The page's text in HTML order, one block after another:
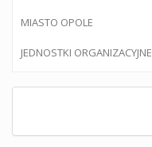
MIASTO OPOLE
JEDNOSTKI ORGANIZACYJNE